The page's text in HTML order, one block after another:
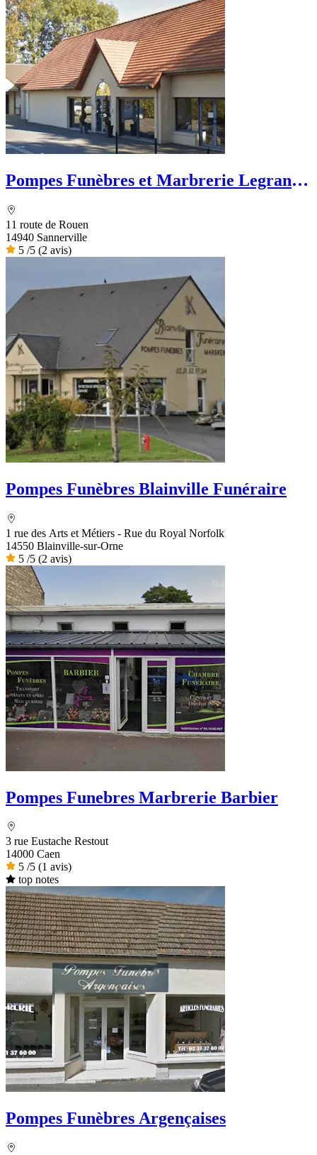
Pompes Funèbres et Marbrerie Legrand -
11 route de Rouen
14940 Sannerville
5 /5 (2 avis)
Pompes Funèbres Blainville Funéraire
1 rue des Arts et Métiers - Rue du Royal Norfolk
14550 Blainville-sur-Orne
5 /5 (2 avis)
Pompes Funebres Marbrerie Barbier
3 rue Eustache Restout
14000 Caen
5 /5 (1 avis)
top notes
Pompes Funèbres Argençaises